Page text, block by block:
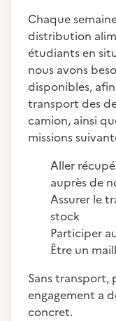
Chaque
distribution
étudiants en
nous avons
disponibles,
transport des
camion, ainsi
missions
Aller
auprès de
Assurer le
stock
Participer
Être un
Sans transport,
engagement a
concret.